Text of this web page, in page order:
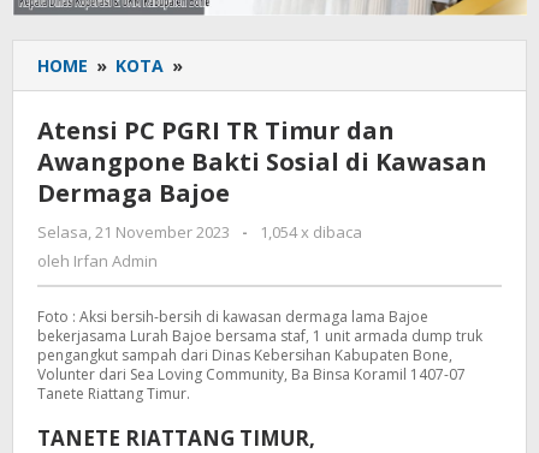
HOME » KOTA »
PC
TR
Timur
dan
Bakti
di
Kawasan
Dermaga
Bajoe
Atensi PC PGRI TR Timur dan
Awangpone Bakti Sosial di Kawasan
Dermaga Bajoe
Selasa, 21 November 2023
oleh
-
1,054 x dibaca
oleh Irfan Admin
Foto : Aksi bersih-bersih di kawasan dermaga lama Bajoe
bekerjasama Lurah Bajoe bersama staf, 1 unit armada dump truk
pengangkut sampah dari Dinas Kebersihan Kabupaten Bone,
Volunter dari Sea Loving Community, Ba Binsa Koramil 1407-07
Tanete Riattang Timur.
TANETE RIATTANG TIMUR,